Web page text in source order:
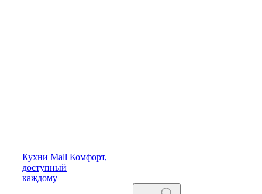
Кухни Mall Комфорт,
доступный
каждому